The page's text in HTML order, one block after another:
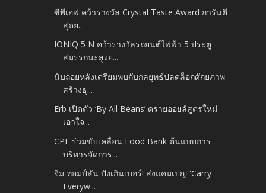
ซีพีเอฟ คว้ารางวัล Crystal Taste Award การันตี
สุดย...
IONIQ 5 N คว้ารางวัลรถยนต์ไฟฟ้า 5 ประตู
สมรรถนะสูงย...
นับถอยหลังเตรียมพบกับกลยุทธ์ปลดล็อกศักยภาพ
สร้างธุ...
Erb เปิดตัว ‘By All Beans’ ดรายออยล์สูตรใหม่
เอาใจ...
CPF ร่วมขับเคลื่อน Food Bank ต้นแบบการ
บริหารจัดการ...
จิม ทอมป์สัน ปังเกินเบอร์! ส่งแคมเปญ 'Carry
Everyw...